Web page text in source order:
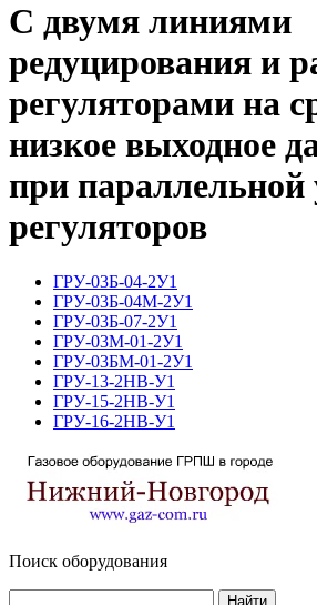
С двумя линиями
редуцирования и
регуляторами на
низкое выходное
при параллельной
регуляторов
ГРУ-03Б-04-2У1
ГРУ-03Б-04М-2У1
ГРУ-03Б-07-2У1
ГРУ-03М-01-2У1
ГРУ-03БМ-01-2У1
ГРУ-13-2НВ-У1
ГРУ-15-2НВ-У1
ГРУ-16-2НВ-У1
Поиск оборудования